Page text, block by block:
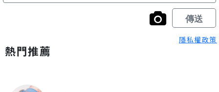
隱私權政策
熱門推薦